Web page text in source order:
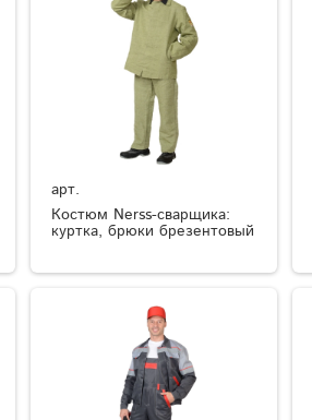
арт.
Костюм Nerss-сварщика:
куртка, брюки брезентовый